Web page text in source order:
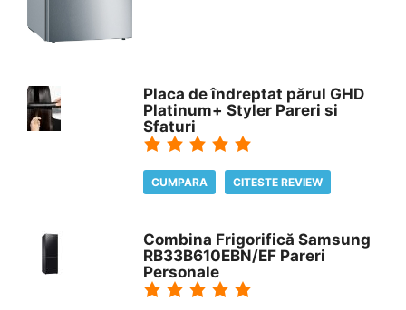
Placa de îndreptat părul GHD
Platinum+ Styler Pareri si
Sfaturi
CUMPARA CITESTE REVIEW
Combina Frigorifică Samsung
RB33B610EBN/EF Pareri
Personale